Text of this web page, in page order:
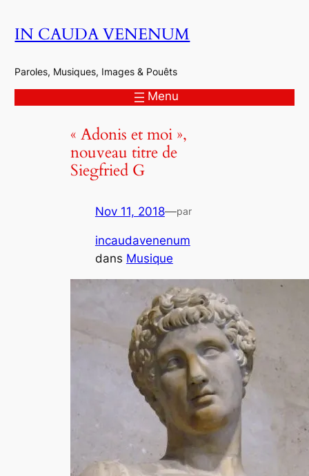
auIN CAUDA VENENUM
Paroles, Musiques, Images & Pouêts
Menu
« Adonis et moi »,
nouveau titre de
Siegfried G
Nov 11, 2018—par
incaudavenenum
dans Musique